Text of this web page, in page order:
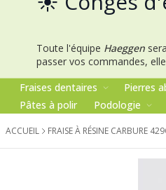
Toute l'équipe Haeggen
passer vos commandes,
Fraises dentaires Pierres
Pâtes à polir
Podologie
ACCUEIL FRAISE À RÉSINE CARBURE